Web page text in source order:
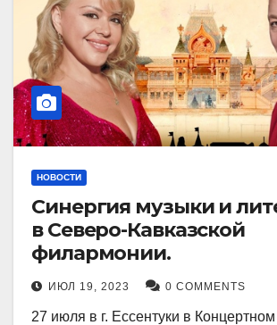
НОВОСТИ
Синергия музыки и
в Северо-Кавказской
филармонии.
ИЮЛ 19, 2023 0 COMMENTS
27 июля в г. Ессентуки в